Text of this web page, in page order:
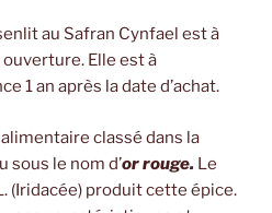
au Safran Cynfael est à
Elle est à
1 an après la date d’achat.
classé dans la
sous le nom d’or rouge. Le
(Iridacée) produit cette épice.